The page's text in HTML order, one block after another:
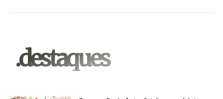
.destaques